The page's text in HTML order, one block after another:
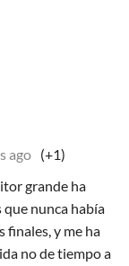
ago (+1)
grande ha
que nunca había
finales, y me ha
no de tiempo a